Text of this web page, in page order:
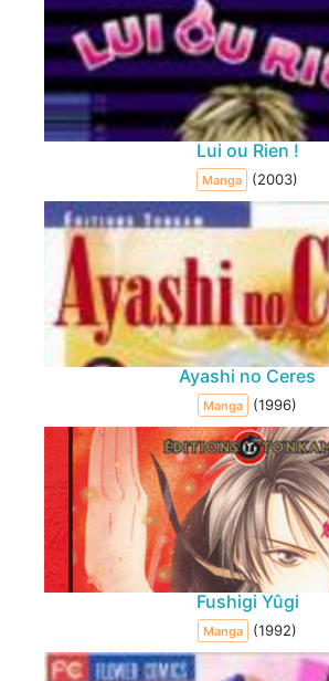
Lui ou Rien !
Manga (2003)
Ayashi no Ceres
Manga (1996)
Fushigi Yûgi
Manga (1992)